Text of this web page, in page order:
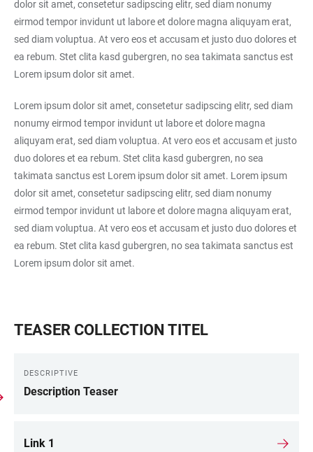
dolor sit amet, consetetur sadipscing elitr, sed diam nonumy
eirmod tempor invidunt ut labore et dolore magna aliquyam erat,
sed diam voluptua. At vero eos et accusam et justo duo dolores et
ea rebum. Stet clita kasd gubergren, no sea takimata sanctus est
Lorem ipsum dolor sit amet.
Lorem ipsum dolor sit amet, consetetur sadipscing elitr, sed diam
nonumy eirmod tempor invidunt ut labore et dolore magna
aliquyam erat, sed diam voluptua. At vero eos et accusam et justo
duo dolores et ea rebum. Stet clita kasd gubergren, no sea
takimata sanctus est Lorem ipsum dolor sit amet. Lorem ipsum
dolor sit amet, consetetur sadipscing elitr, sed diam nonumy
eirmod tempor invidunt ut labore et dolore magna aliquyam erat,
sed diam voluptua. At vero eos et accusam et justo duo dolores et
ea rebum. Stet clita kasd gubergren, no sea takimata sanctus est
Lorem ipsum dolor sit amet.
TEASER COLLECTION TITEL
DESCRIPTIVE
Description Teaser
Link 1